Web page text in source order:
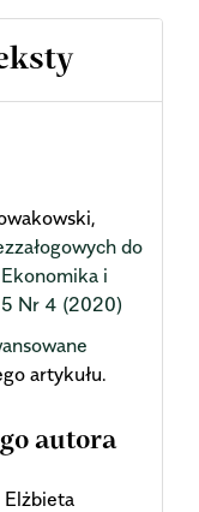
do
Ekonomika i
Nr 4 (2020)
artykułu.
autora
Elżbieta